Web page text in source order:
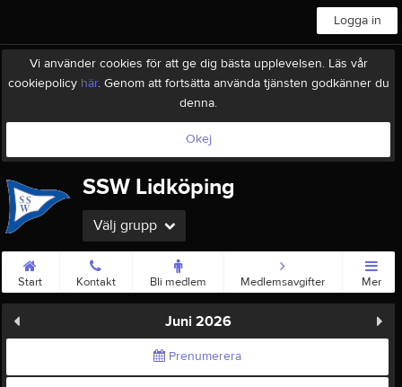
Logga in
Vi använder cookies för att ge dig bästa upplevelsen. Läs vår
cookiepolicy här. Genom att fortsätta använda tjänsten godkänner du
denna.
Okej
SSW Lidköping
Välj grupp
Start Kontakt Bli medlem Medlemsavgifter Mer
Juni 2026
Prenumerera